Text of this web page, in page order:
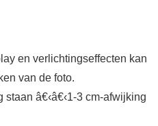
en verlichtingseffecten kan
van de foto.
â€‹â€‹1-3 cm-afwijking